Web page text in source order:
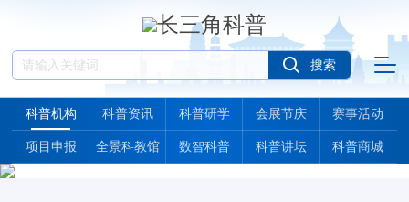
科普机构 科普资讯 科普研学 会展节庆 赛事活动
项目申报 全景科教馆 数智科普 科普讲坛 科普商城